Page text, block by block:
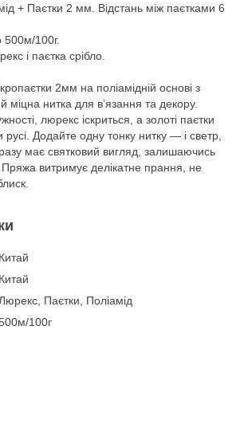
+ Паєтки 2 мм. Відстань між паєтками 6
100г.
і паєтка срібло.
2мм на поліамідній основі з
нитка для вʼязання та декору.
люрекс іскриться, а золоті паєтки
Додайте одну тонку нитку — і светр,
має святковий вигляд, залишаючись
витримує делікатне прання, не
Китай
Китай
Люрекс, Паєтки, Поліамід
100г